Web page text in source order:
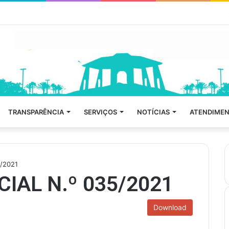
TRANSPARÊNCIA SERVIÇOS NOTÍCIAS
2021
N.º 035/2021
Download